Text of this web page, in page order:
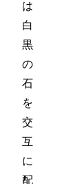
は
白
黒
の
石
を
交
互
に
配